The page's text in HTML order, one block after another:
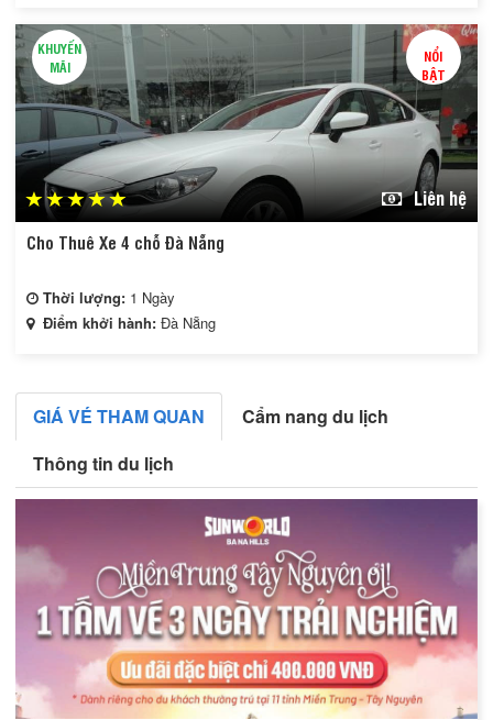
NỔI
BẬT
KHUYẾN
MÃI
Liên hệ
Cho Thuê Xe 4 chỗ Đà Nẵng
Thời lượng: 1 Ngày
Điểm khởi hành: Đà Nẵng
GIÁ VÉ THAM QUAN
Cẩm nang du lịch
Thông tin du lịch